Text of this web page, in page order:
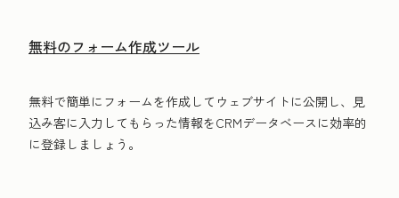
無料のフォーム作成ツール
無料で簡単にフォームを作成してウェブサイトに公開し、見
込み客に入力してもらった情報をCRMデータベースに効率的
に登録しましょう。